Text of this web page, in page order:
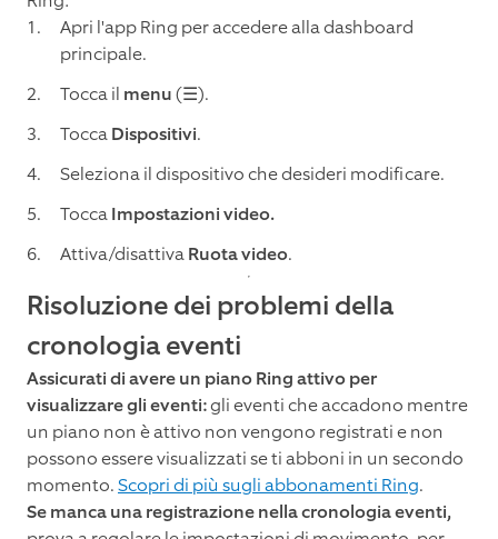
Apri l'app Ring per accedere alla dashboard
principale.
Tocca il menu(☰).
ToccaDispositivi.
Seleziona il dispositivo che desideri modificare.
ToccaImpostazioni video.
Attiva/disattivaRuota video.
Risoluzione dei problemi della
cronologia eventi
Assicurati di avere un piano Ring attivo per
visualizzare gli eventi:gli eventi che accadono mentre
un piano non è attivo non vengono registrati e non
possono essere visualizzati se ti abboni in un secondo
momento.Scopri di più sugli abbonamenti Ring.
Se manca una registrazione nella cronologia eventi,